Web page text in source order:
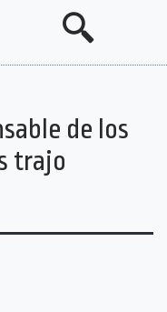
de los
trajo